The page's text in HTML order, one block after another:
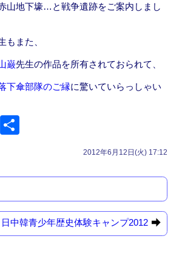
山地下壕…と戦争遺跡をご案内しまし
もまた、
巌先生の作品を所有されておられて、
下傘部隊のご縁に驚いていらっしゃい
E
2012年6月12日(火) 17:12
日中韓青少年歴史体験キャンプ2012